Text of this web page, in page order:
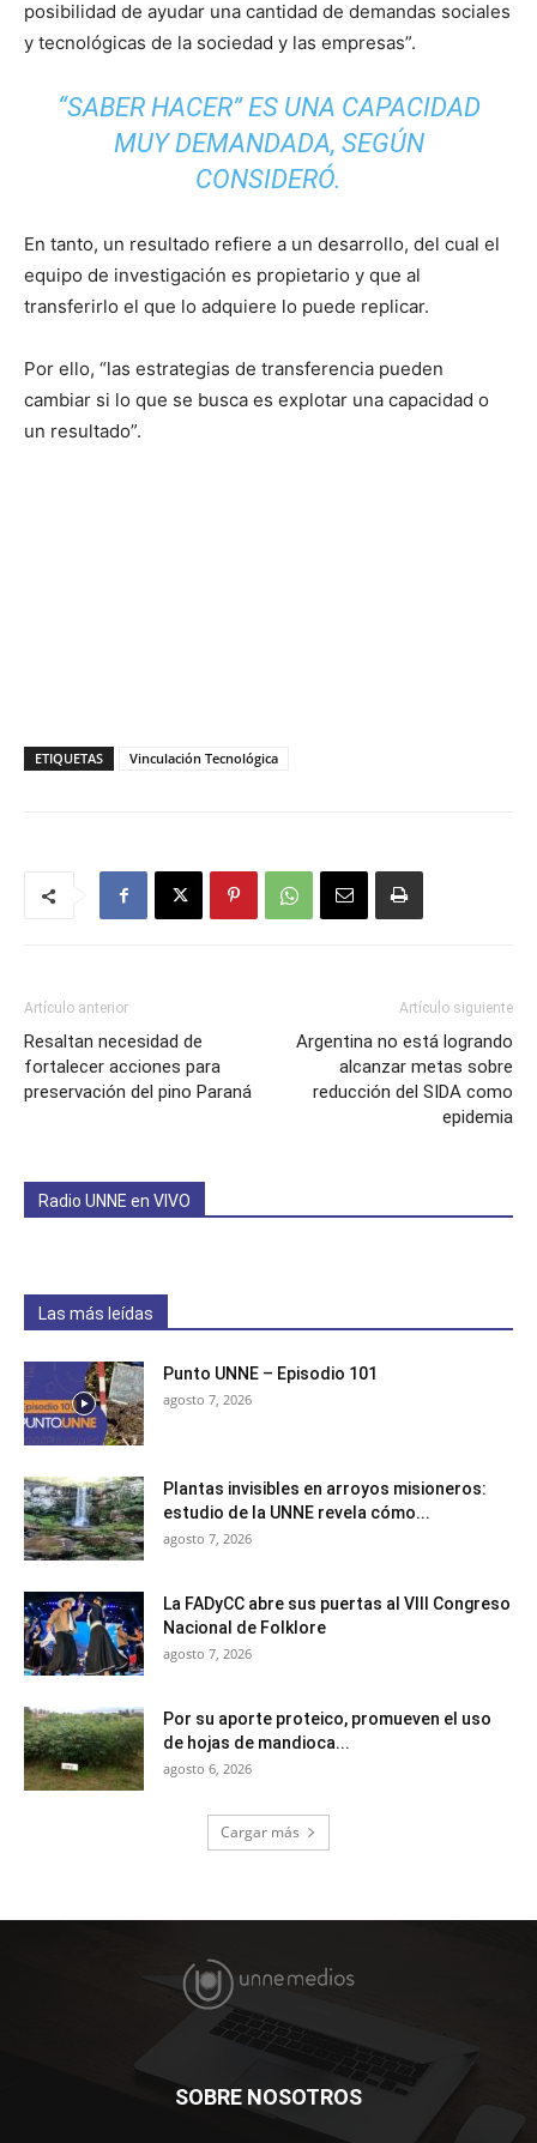
posibilidad de ayudar una cantidad de demandas sociales
y tecnológicas de la sociedad y las empresas”.
“SABER HACER” ES UNA CAPACIDAD
MUY DEMANDADA, SEGÚN
CONSIDERÓ.
En tanto, un resultado refiere a un desarrollo, del cual el
equipo de investigación es propietario y que al
transferirlo el que lo adquiere lo puede replicar.
Por ello, “las estrategias de transferencia pueden
cambiar si lo que se busca es explotar una capacidad o
un resultado”.
ETIQUETAS Vinculación Tecnológica
Artículo anterior
Resaltan necesidad de
fortalecer acciones para
preservación del pino Paraná
Artículo siguiente
Argentina no está logrando
alcanzar metas sobre
reducción del SIDA como
epidemia
Radio UNNE en VIVO
Las más leídas
Punto UNNE – Episodio 101
agosto 7, 2026
Plantas invisibles en arroyos misioneros:
estudio de la UNNE revela cómo...
agosto 7, 2026
La FADyCC abre sus puertas al VIII Congreso
Nacional de Folklore
agosto 7, 2026
Por su aporte proteico, promueven el uso
de hojas de mandioca...
agosto 6, 2026
Cargar más
SOBRE NOSOTROS